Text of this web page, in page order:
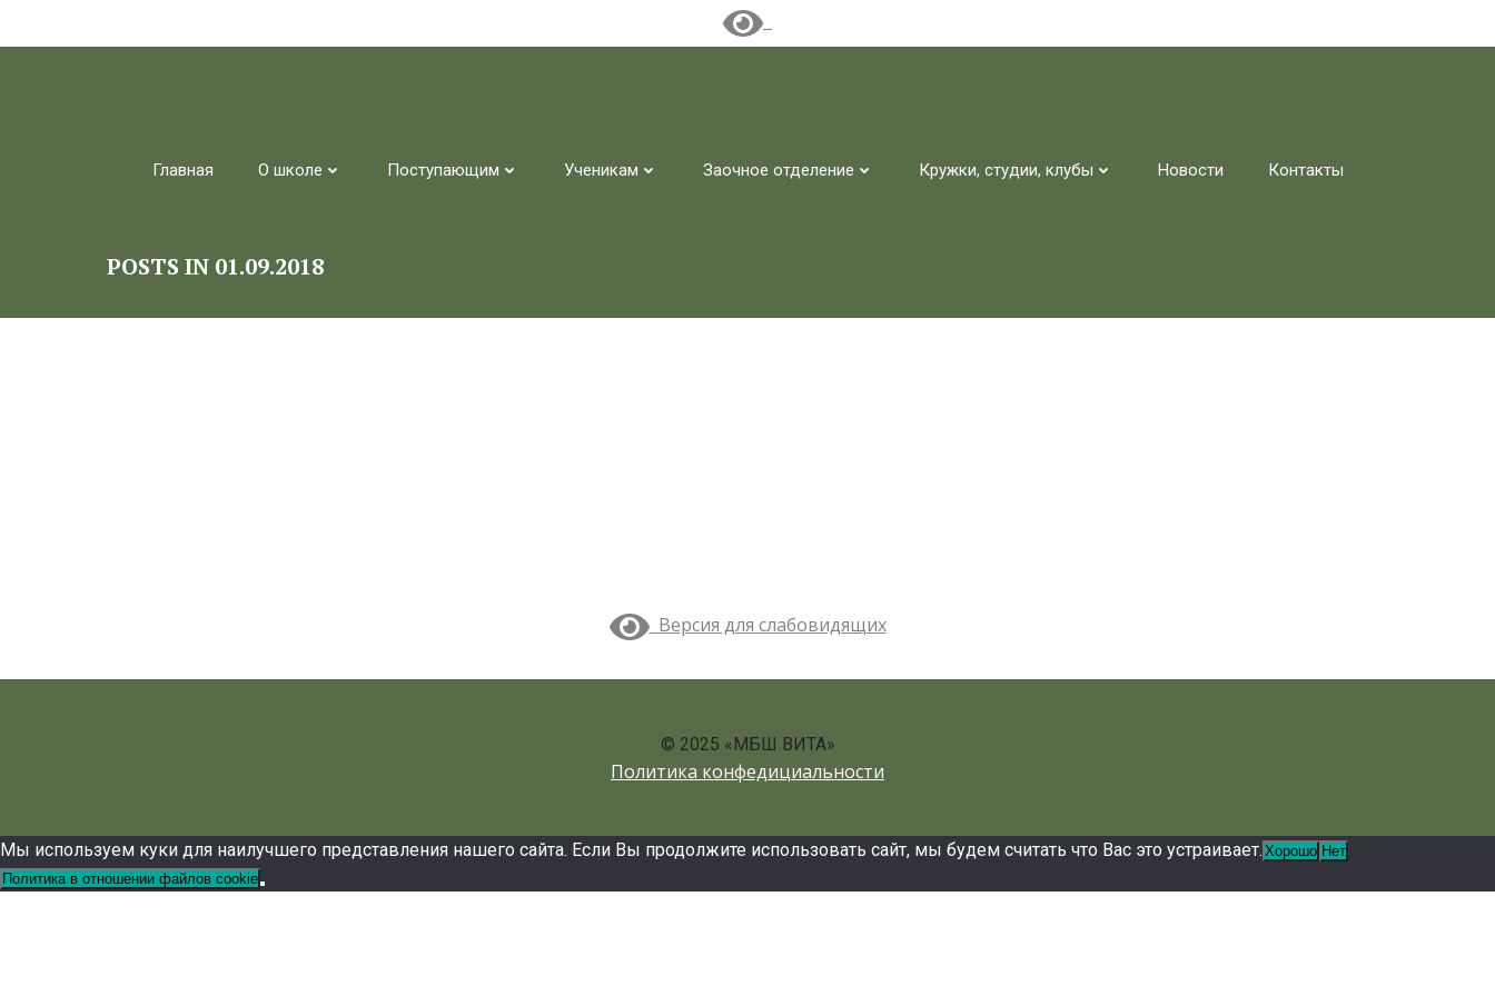
Главная О школе Поступающим Ученикам Заочное отделение Кружки, студии, клубы Новости Контакты
POSTS IN 01.09.2018
Версия для слабовидящих
© 2025 «МБШ ВИТА»
Политика конфедициальности
Мы используем куки для наилучшего представления нашего сайта. Если Вы продолжите использовать сайт, мы будем считать что Вас это устраивает. Хорошо Нет
Политика в отношении файлов cookie